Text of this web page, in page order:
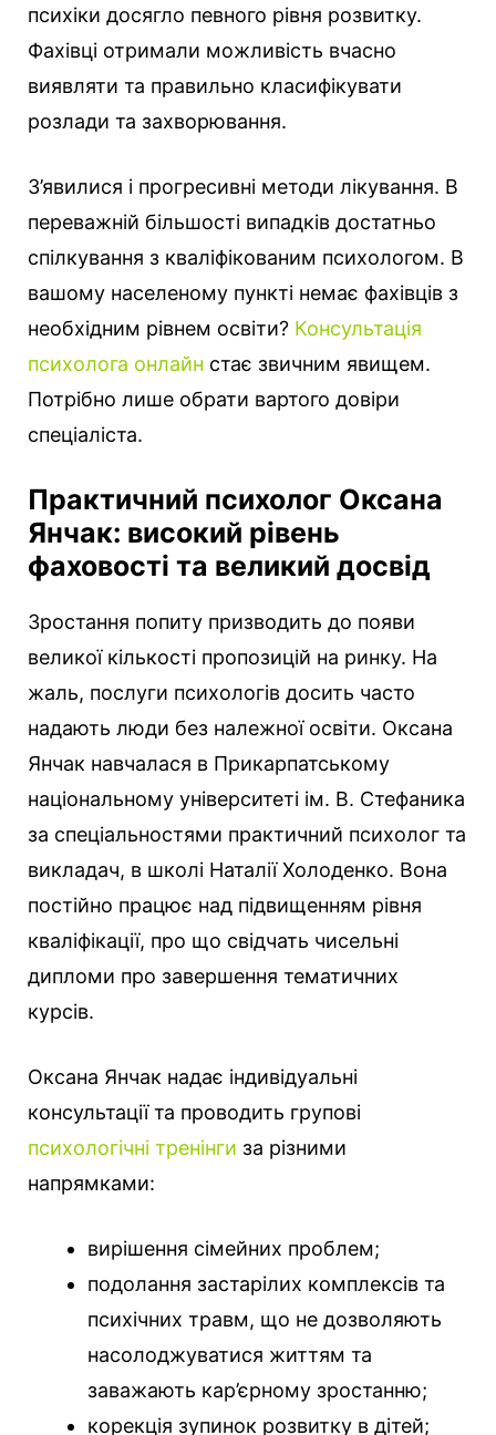
психіки досягло певного рівня розвитку.
Фахівці отримали можливість вчасно
виявляти та правильно класифікувати
розлади та захворювання.
З’явилися і прогресивні методи лікування. В
переважній більшості випадків достатньо
спілкування з кваліфікованим психологом. В
вашому населеному пункті немає фахівців з
необхідним рівнем освіти? Консультація
психолога онлайн стає звичним явищем.
Потрібно лише обрати вартого довіри
спеціаліста.
Практичний психолог Оксана
Янчак: високий рівень
фаховості та великий досвід
Зростання попиту призводить до появи
великої кількості пропозицій на ринку. На
жаль, послуги психологів досить часто
надають люди без належної освіти. Оксана
Янчак навчалася в Прикарпатському
національному університеті ім. В. Стефаника
за спеціальностями практичний психолог та
викладач, в школі Наталії Холоденко. Вона
постійно працює над підвищенням рівня
кваліфікації, про що свідчать чисельні
дипломи про завершення тематичних
курсів.
Оксана Янчак надає індивідуальні
консультації та проводить групові
психологічні тренінги за різними
напрямками:
вирішення сімейних проблем;
подолання застарілих комплексів та
психічних травм, що не дозволяють
насолоджуватися життям та
заважають кар’єрному зростанню;
корекція зупинок розвитку в дітей;